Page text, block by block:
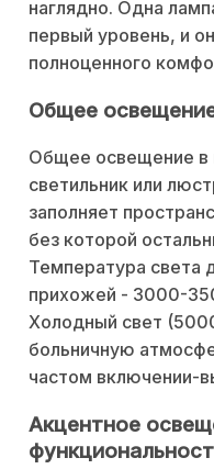
наглядно. Одна
первый уровень, и
полноценного
Общее
Общее освещение в
светильник или
заполняет
без которой
Температура света
прихожей - 3000-
Холодный свет
больничную
частом включении-
Акцентное